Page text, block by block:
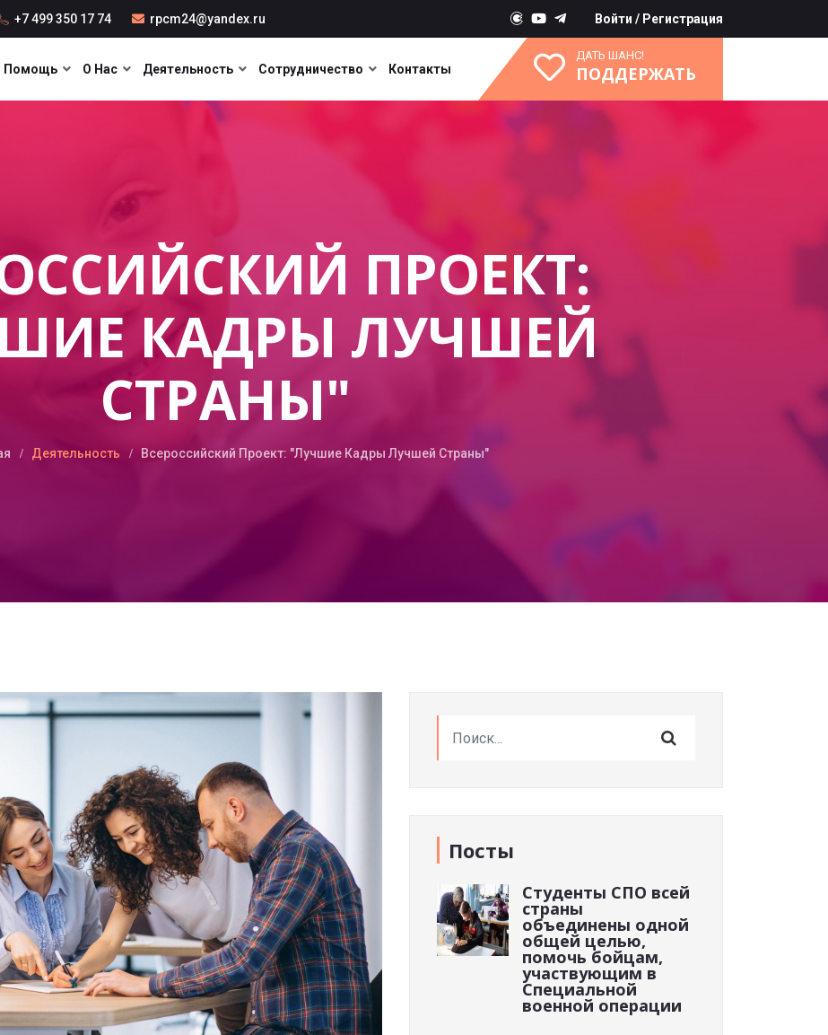
+7 499 350 17 74 rpcm24@yandex.ru Войти / Регистрация
Помощь О Нас Деятельность Сотрудничество Контакты
ДАТЬ ШАНС!
ПОДДЕРЖАТЬ
ПРОЕКТ:
КАДРЫ ЛУЧШЕЙ
СТРАНЫ"
Деятельность Всероссийский Проект: "Лучшие Кадры Лучшей Страны"
Посты
Студенты СПО всей
страны
объединены одной
общей целью,
помочь бойцам,
участвующим в
Специальной
военной операции